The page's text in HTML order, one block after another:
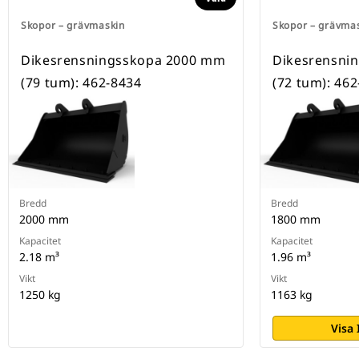
Skopor – grävmaskin
Dikesrensningsskopa 2000 mm
(79 tum): 462-8434
Bredd
2000 mm
Kapacitet
2.18 m³
Vikt
1250 kg
Skopor –
(72 tum):
Bredd
1800 mm
Kapacitet
1.96 m³
Vikt
1163 kg
Visa